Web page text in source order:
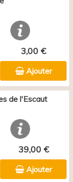
3,00 €
Ajouter
de l'Escaut
39,00 €
Ajouter